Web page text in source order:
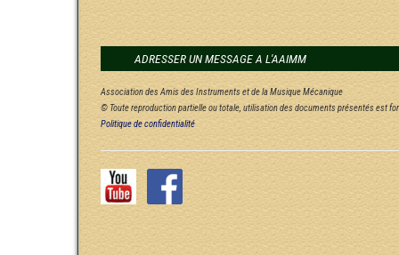
ADRESSER UN MESSAGE A L'AAIMM
Association des Amis des Instruments et de la Musique Mécanique
© Toute reproduction partielle ou totale, utilisation des documents présentés est
Politique de confidentialité